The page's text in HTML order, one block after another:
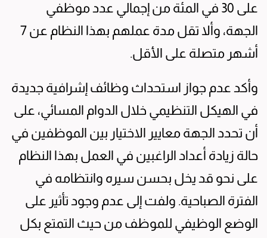
على 30 في المئة من إجمالي عدد موظفي
الجهة، وألا تقل مدة عملهم بهذا النظام عن 7
أشهر متصلة على الأقل.
وأكد عدم جواز استحداث وظائف إشرافية جديدة
في الهيكل التنظيمي خلال الدوام المسائي، على
أن تحدد الجهة معايير الاختيار بين الموظفين في
حالة زيادة أعداد الراغبين في العمل بهذا النظام
على نحو قد يخل بحسن سيره وانتظامه في
الفترة الصباحية. ولفت إلى عدم وجود تأثير على
الوضع الوظيفي للموظف من حيث التمتع بكل